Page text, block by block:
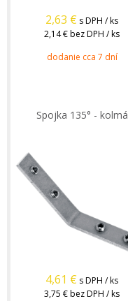
2,63 € s DPH / ks
2,14 €bez DPH / ks
dodanie cca 7 dní
Spojka 135° - kolmá
4,61 € s DPH / ks
3,75 €bez DPH / ks